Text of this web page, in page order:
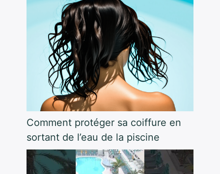
Comment protéger sa coiffure en
sortant de l’eau de la piscine